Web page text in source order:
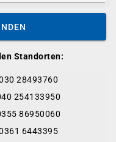
Standorten:
28493760
254133950
86950060
6443395